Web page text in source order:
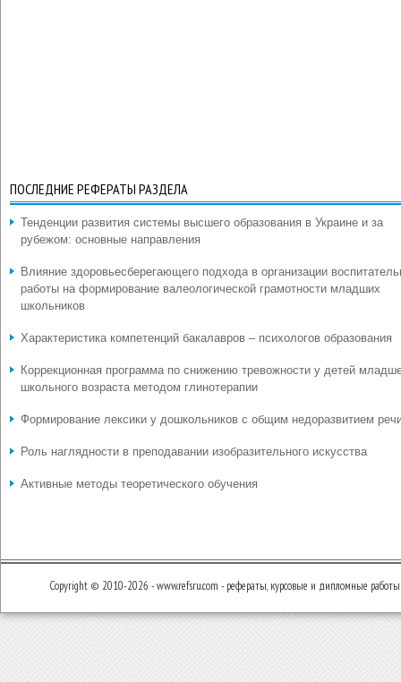
ПОСЛЕДНИЕ РЕФЕРАТЫ РАЗДЕЛА
Тенденции развития системы высшего образования в Украине и за
рубежом: основные направления
Влияние здоровьесберегающего подхода в организации
работы на формирование валеологической грамотности младших
школьников
Характеристика компетенций бакалавров – психологов образования
Коррекционная программа по снижению тревожности у детей
школьного возраста методом глинотерапии
Формирование лексики у дошкольников с общим недоразвитием
Роль наглядности в преподавании изобразительного искусства
Активные методы теоретического обучения
Copyright © 2010-2026 - www.refsru.com - рефераты, курсовые и дипломные работы